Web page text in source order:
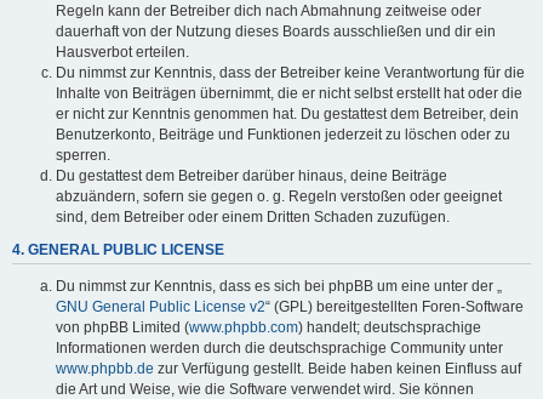
Regeln kann der Betreiber dich nach Abmahnung zeitweise oder
dauerhaft von der Nutzung dieses Boards ausschließen und dir ein
Hausverbot erteilen.
Du nimmst zur Kenntnis, dass der Betreiber keine Verantwortung für die
Inhalte von Beiträgen übernimmt, die er nicht selbst erstellt hat oder die
er nicht zur Kenntnis genommen hat. Du gestattest dem Betreiber, dein
Benutzerkonto, Beiträge und Funktionen jederzeit zu löschen oder zu
sperren.
Du gestattest dem Betreiber darüber hinaus, deine Beiträge
abzuändern, sofern sie gegen o. g. Regeln verstoßen oder geeignet
sind, dem Betreiber oder einem Dritten Schaden zuzufügen.
4. GENERAL PUBLIC LICENSE
Du nimmst zur Kenntnis, dass es sich bei phpBB um eine unter der „
GNU General Public License v2“ (GPL) bereitgestellten Foren-Software
von phpBB Limited (www.phpbb.com) handelt; deutschsprachige
Informationen werden durch die deutschsprachige Community unter
www.phpbb.de zur Verfügung gestellt. Beide haben keinen Einfluss auf
die Art und Weise, wie die Software verwendet wird. Sie können